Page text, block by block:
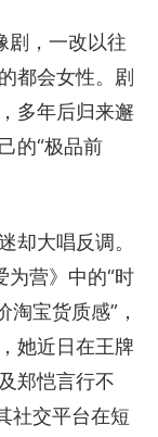
剧，一改以往
都会女性。剧
多年后归来邂
的“极品前
却大唱反调。
为营》中的“时
宝货质感”，
她近日在王牌
郑恺言行不
社交平台在短